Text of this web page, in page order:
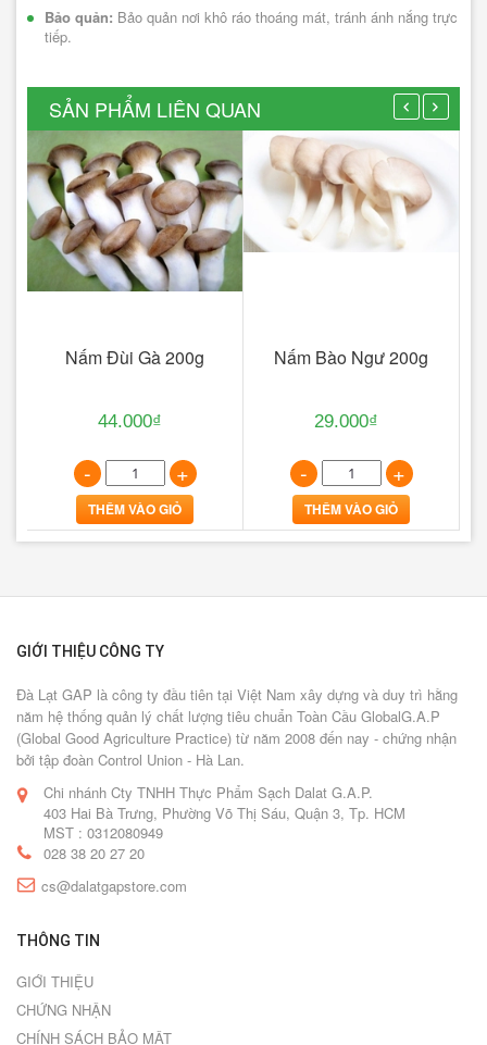
Bảo quản: Bảo quản nơi khô ráo thoáng mát, tránh ánh nắng trực
tiếp.
SẢN PHẨM LIÊN QUAN
Nấm Đùi Gà 200g
44.000₫
- +
THÊM VÀO GIỎ
Nấm Bào Ngư 200g
29.000₫
- +
THÊM VÀO GIỎ
GIỚI THIỆU CÔNG TY
Đà Lạt GAP là công ty đầu tiên tại Việt Nam xây dựng và duy trì hằng
năm hệ thống quản lý chất lượng tiêu chuẩn Toàn Cầu GlobalG.A.P
(Global Good Agriculture Practice) từ năm 2008 đến nay - chứng nhận
bởi tập đoàn Control Union - Hà Lan.
Chi nhánh Cty TNHH Thực Phẩm Sạch Dalat G.A.P.
403 Hai Bà Trưng, Phường Võ Thị Sáu, Quận 3, Tp. HCM
MST : 0312080949
028 38 20 27 20
cs@dalatgapstore.com
THÔNG TIN
GIỚI THIỆU
CHỨNG NHẬN
CHÍNH SÁCH BẢO MẬT